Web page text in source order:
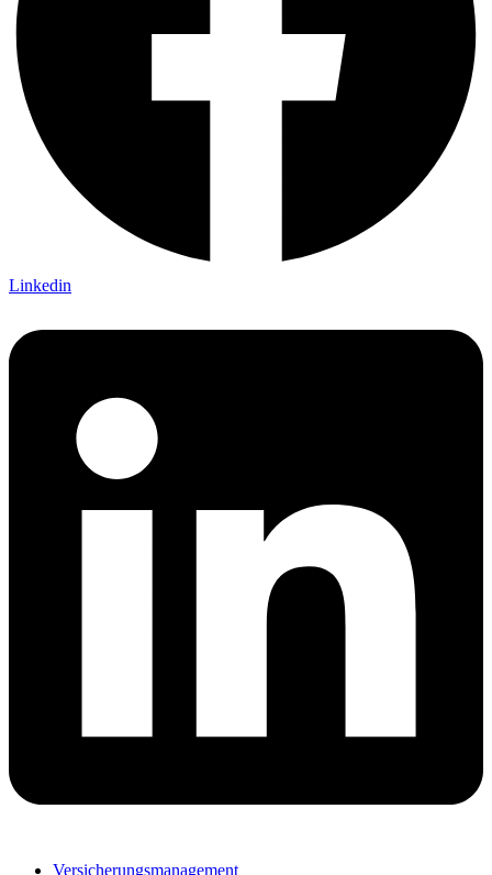
Linkedin
Versicherungsmanagement